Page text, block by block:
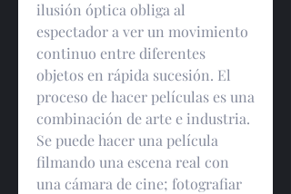
ilusión óptica obliga al
espectador a ver un movimiento
continuo entre diferentes
objetos en rápida sucesión. El
proceso de hacer películas es una
combinación de arte e industria.
Se puede hacer una película
filmando una escena real con
una cámara de cine; fotografiar